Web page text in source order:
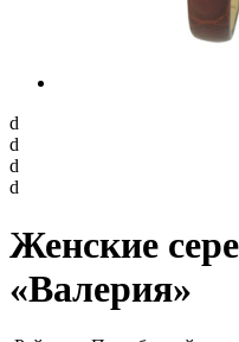
d
d
d
d
Женские
«Валерия»